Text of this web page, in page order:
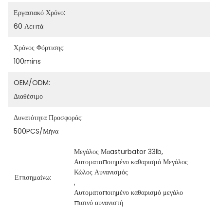
Εργασιακό Χρόνο:
60 Λεπτά
Χρόνος Φόρτισης:
100mins
OEM/ODM:
Διαθέσιμο
Δυνατότητα Προσφοράς:
500PCS/μήνα
Επισημαίνω:
Μεγάλος Μαasturbator 33lb,
Αυτοματοποιημένο καθαρισμό Μεγάλος
Κώλος Αυνανισμός
,
Αυτοματοποιημένο καθαρισμό μεγάλο
πισινό αυνανιστή